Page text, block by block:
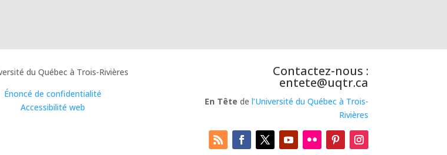
du Québec à Trois-Rivières
Énoncé de confidentialité
Accessibilité web
Contactez-nous :
entete@uqtr.ca
En Tête de l’Université du Québec à Trois-
Rivières